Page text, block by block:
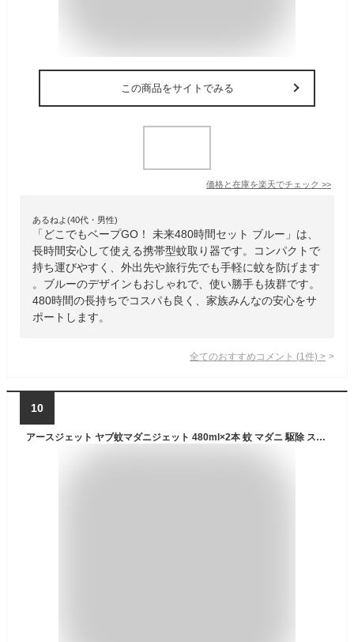
この商品をサイトでみる
価格と在庫を楽天でチェック >>
あるねよ(40代・男性)
「どこでもベープGO！ 未来480時間セット ブルー」は、
長時間安心して使える携帯型蚊取り器です。コンパクトで
持ち運びやすく、外出先や旅行先でも手軽に蚊を防げます
。ブルーのデザインもおしゃれで、使い勝手も抜群です。
480時間の長持ちでコスパも良く、家族みんなの安心をサ
ポートします。
全てのおすすめコメント (1 件) >
10
アースジェット ヤブ蚊マダニジェット 480ml×2本 蚊 マダニ 駆除 スプレー 退治 害虫駆除スプレー 屋外 無香料 防除用医薬部外品